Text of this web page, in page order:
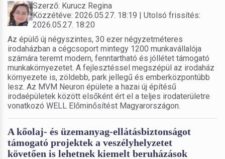
Szerző: Kurucz Regina
Közzétéve: 2026.05.27. 18:19 | Utolsó frissítés:
2026.05.27. 18:20
Az épülő új négyszintes, 30 ezer négyzetméteres
irodaházban a cégcsoport mintegy 1200 munkavállalója
számára teremt modern, fenntartható és jóllétet támogató
munkakörnyezetet. A fejlesztéssel megszépül az irodaház
környezete is, zöldebb, park jellegű és emberközpontúbb
lesz. Az MVM Neuron épülete a hazai új építésű
irodaépületek között elsőként ért el a teljes irodaterületre
vonatkozó WELL Előminősítést Magyarországon.
A kőolaj- és üzemanyag-ellátásbiztonságot
támogató projektek a veszélyhelyzetet
követően is lehetnek kiemelt beruházások